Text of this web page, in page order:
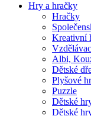
Hry a hračky
Hračky
Kreativní
Albi,
Dětské
Plyšové
Puzzle
Dětské
Dětské